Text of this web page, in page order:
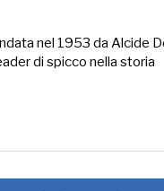
nel 1953 da Alcide
di spicco nella storia